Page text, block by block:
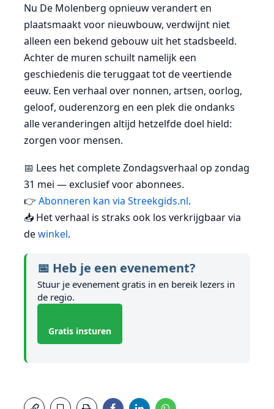
Nu De Molenberg opnieuw verandert en
plaatsmaakt voor nieuwbouw, verdwijnt niet
alleen een bekend gebouw uit het stadsbeeld.
Achter de muren schuilt namelijk een
geschiedenis die teruggaat tot de veertiende
eeuw. Een verhaal over nonnen, artsen, oorlog,
geloof, ouderenzorg en een plek die ondanks
alle veranderingen altijd hetzelfde doel hield:
zorgen voor mensen.
📅 Lees het complete Zondagsverhaal op zondag
31 mei — exclusief voor abonnees.
👉 Abonneren kan via Streekgids.nl.
📥 Het verhaal is straks ook los verkrijgbaar via
dewinkel.
📅 Heb je een evenement?
Stuur je evenement gratis in en bereik lezers in
de regio.
Gratis insturen